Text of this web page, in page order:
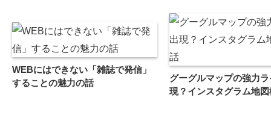
WEBにはできない「雑誌で発信」
することの魅力の話
グーグルマップの強力
現？インスタグラム地